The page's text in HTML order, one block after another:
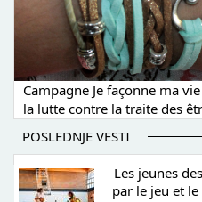
Campagne Je façonne ma
la lutte contre la traite des
POSLEDNJE VESTI
Les jeunes
par le jeu et